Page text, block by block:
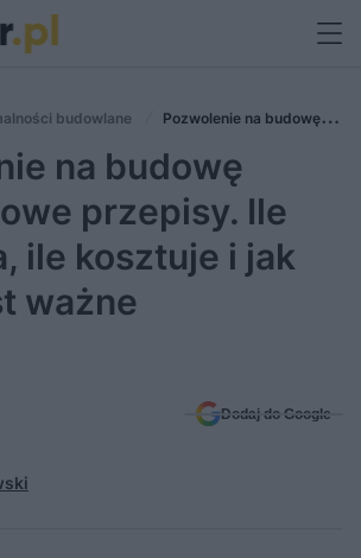
budowlane
Pozwolenie na budowę
się czeka, ile kosztuje i jak długo jest ważne
na budowę
przepisy. Ile
ile kosztuje i jak
ważne
Dodaj do Google